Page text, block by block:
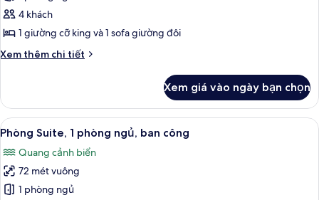
quang
cảnh
biển
Superior,
1
cỡ
sofa
giường,
công
4 khách
1 giường cỡ king và 1 sofa giường đôi
Xem thêm chi tiết
Chi
Phòng
Superior,
1
giường
cỡ
king
và
sofa
Xem giá vào ngày bạn chọn
Xem
tất
cả
ảnh
Phòng
Phòng Suite, 1 phòng ngủ, ban
13
Phòng Suite, 1 phòng ngủ, ban công
Quang cảnh biển
72 mét vuông
1 phòng ngủ